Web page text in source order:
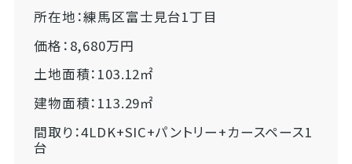
所在地：練馬区富士見台1丁目
価格：8,680万円
土地面積：103.12㎡
建物面積：113.29㎡
間取り：4LDK+SIC+パントリー+カースペース1
台